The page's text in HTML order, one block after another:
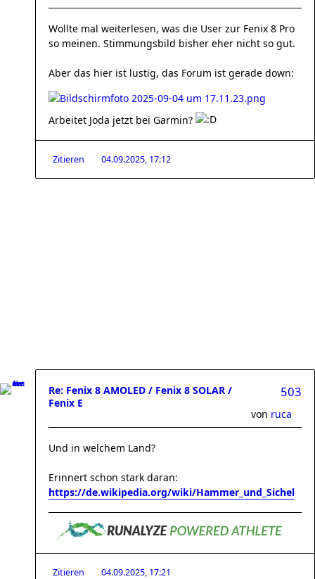
Wollte mal weiterlesen, was die User zur Fenix 8 Pro
so meinen. Stimmungsbild bisher eher nicht so gut.
Aber das hier ist lustig, das Forum ist gerade down:
Arbeitet Joda jetzt bei Garmin?
Zitieren 04.09.2025, 17:12
Re: Fenix 8 AMOLED / Fenix 8 SOLAR /
Fenix E
503
von ruca
Und in welchem Land?
Erinnert schon stark daran:
https://de.wikipedia.org/wiki/Hammer_und_Sichel
Zitieren 04.09.2025, 17:21